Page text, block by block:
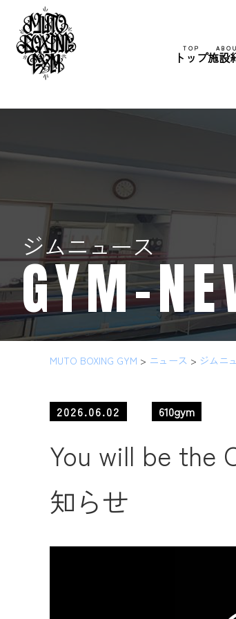
TOP
トップ施設
ジムニュース
GYM-
MUTO BOXING GYM > ニュース > ジムニ
2026.06.02 610gym
You will be the
知らせ